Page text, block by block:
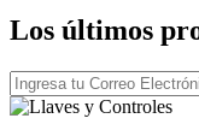
Los últimos